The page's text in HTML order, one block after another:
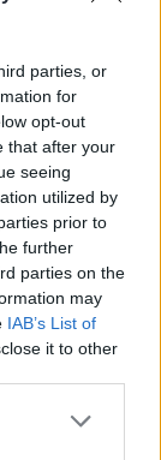
parties, or
for
opt-out
that after your
seeing
utilized by
prior to
further
parties on the
may
IAB’s List of
it to other
blivit lurad